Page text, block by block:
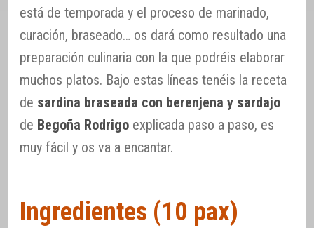
está de temporada y el proceso de marinado,
curación, braseado… os dará como resultado una
preparación culinaria con la que podréis elaborar
muchos platos. Bajo estas líneas tenéis la receta
de sardina braseada con berenjena y sardajo
de Begoña Rodrigo explicada paso a paso, es
muy fácil y os va a encantar.
Ingredientes (10 pax)